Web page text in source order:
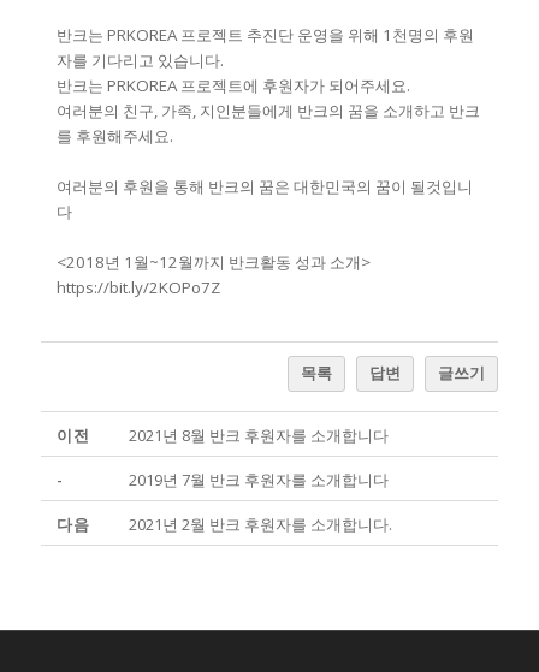
반크는 PRKOREA 프로젝트 추진단 운영을 위해 1천명의 후원
자를 기다리고 있습니다.
반크는 PRKOREA 프로젝트에 후원자가 되어주세요.
여러분의 친구, 가족, 지인분들에게 반크의 꿈을 소개하고 반크
를 후원해주세요.
여러분의 후원을 통해 반크의 꿈은 대한민국의 꿈이 될것입니
다
<2018년 1월~12월까지 반크활동 성과 소개>
https://bit.ly/2KOPo7Z
목록 답변 글쓰기
이전 2021년 8월 반크 후원자를 소개합니다
- 2019년 7월 반크 후원자를 소개합니다
다음 2021년 2월 반크 후원자를 소개합니다.